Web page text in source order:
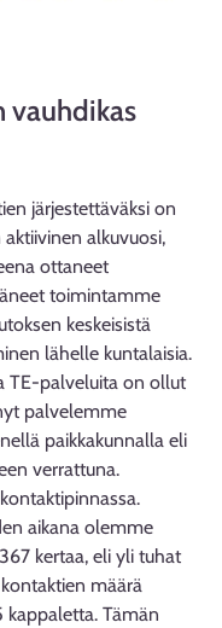
vauhdikas
järjestettäväksi on
alkuvuosi,
ottaneet
toimintamme
keskeisistä
lähelle kuntalaisia.
TE-palveluita on ollut
palvelemme
paikkakunnalla eli
verrattuna.
aikana olemme
kertaa, eli yli tuhat
kontaktien määrä
kappaletta. Tämän